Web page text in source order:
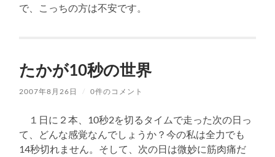
で、こっちの方は不安です。
たかが10秒の世界
2007年8月26日 / 0件のコメント
１日に２本、10秒2を切るタイムで走った次の日っ
て、どんな感覚なんでしょうか？今の私は全力でも
14秒切れません。そして、次の日は微妙に筋肉痛だ